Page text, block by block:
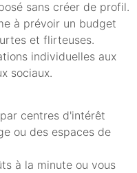
sans créer de profil.
à prévoir un budget
et flirteuses.
individuelles aux
sociaux.
centres d'intérêt
ou des espaces de
à la minute ou vous